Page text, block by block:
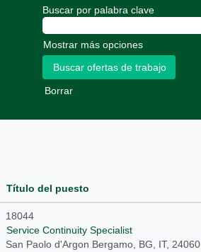
Buscar por palabra clave
Mostrar más opciones
Borrar
Título del puesto
18044
Service Continuity Specialist
San Paolo d'Argon Bergamo, BG, IT, 24060